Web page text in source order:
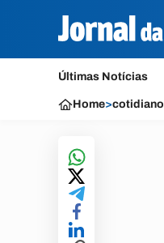
Últimas Notícias
Home>cotidiano